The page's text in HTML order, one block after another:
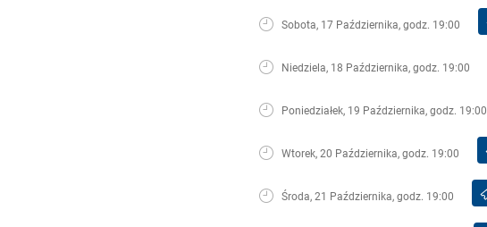
Sobota, 17 Października, godz. 19:00
Niedziela, 18 Października, godz. 19:00
Poniedziałek, 19 Października, godz. 19:00
Wtorek, 20 Października, godz. 19:00
Środa, 21 Października, godz. 19:00